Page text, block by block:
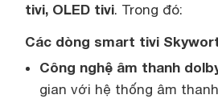
tivi, OLED tivi. Trong đó:
Các dòng smart tivi
Công nghệ âm thanh
gian với hệ thống âm